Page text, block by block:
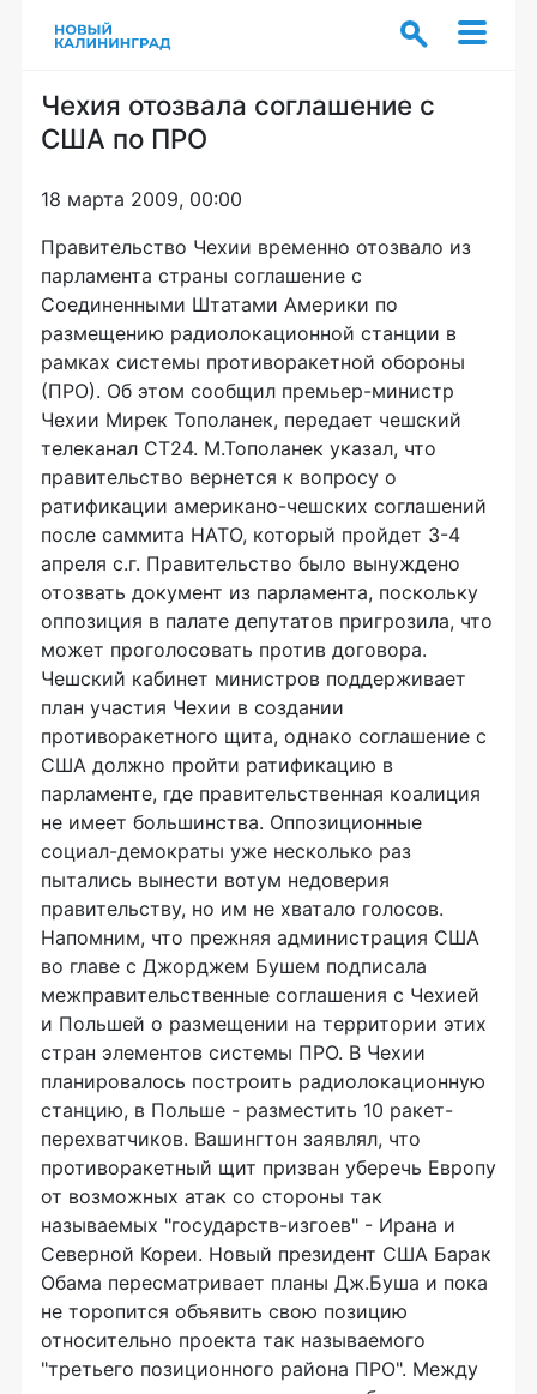
Чехия отозвала соглашение с
США по ПРО
18 марта 2009, 00:00
Правительство Чехии временно отозвало из
парламента страны соглашение с
Соединенными Штатами Америки по
размещению радиолокационной станции в
рамках системы противоракетной обороны
(ПРО). Об этом сообщил премьер-министр
Чехии Мирек Тополанек, передает чешский
телеканал CT24. М.Тополанек указал, что
правительство вернется к вопросу о
ратификации американо-чешских соглашений
после саммита НАТО, который пройдет 3-4
апреля с.г. Правительство было вынуждено
отозвать документ из парламента, поскольку
оппозиция в палате депутатов пригрозила, что
может проголосовать против договора.
Чешский кабинет министров поддерживает
план участия Чехии в создании
противоракетного щита, однако соглашение с
США должно пройти ратификацию в
парламенте, где правительственная коалиция
не имеет большинства. Оппозиционные
социал-демократы уже несколько раз
пытались вынести вотум недоверия
правительству, но им не хватало голосов.
Напомним, что прежняя администрация США
во главе с Джорджем Бушем подписала
межправительственные соглашения с Чехией
и Польшей о размещении на территории этих
стран элементов системы ПРО. В Чехии
планировалось построить радиолокационную
станцию, в Польше - разместить 10 ракет-
перехватчиков. Вашингтон заявлял, что
противоракетный щит призван уберечь Европу
от возможных атак со стороны так
называемых "государств-изгоев" - Ирана и
Северной Кореи. Новый президент США Барак
Обама пересматривает планы Дж.Буша и пока
не торопится объявить свою позицию
относительно проекта так называемого
"третьего позиционного района ПРО". Между